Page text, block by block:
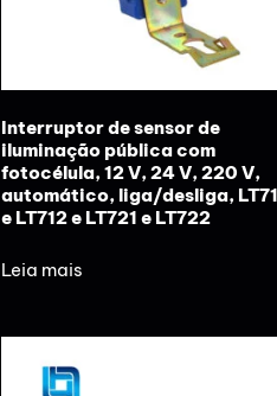
Interruptor de sensor de
iluminação pública com
fotocélula, 12 V, 24 V, 220 V,
automático, liga/desliga,
e LT712 e LT721 e LT722
Leia mais